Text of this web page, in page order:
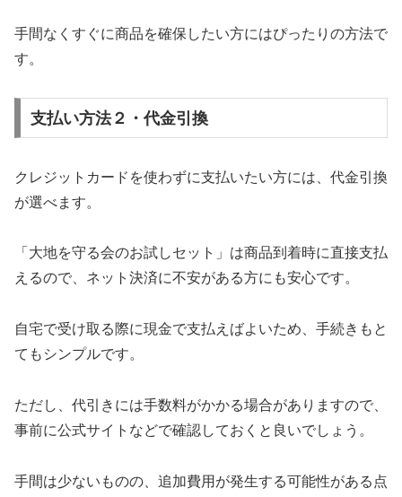
手間なくすぐに商品を確保したい方にはぴったりの方法で
す。
支払い方法２・代金引換
クレジットカードを使わずに支払いたい方には、代金引換
が選べます。
「大地を守る会のお試しセット」は商品到着時に直接支払
えるので、ネット決済に不安がある方にも安心です。
自宅で受け取る際に現金で支払えばよいため、手続きもと
てもシンプルです。
ただし、代引きには手数料がかかる場合がありますので、
事前に公式サイトなどで確認しておくと良いでしょう。
手間は少ないものの、追加費用が発生する可能性がある点